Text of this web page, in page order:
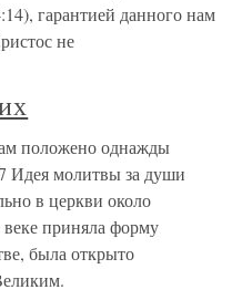
гарантией данного нам
не
положено однажды
Идея молитвы за души
в церкви около
приняла форму
была открыто